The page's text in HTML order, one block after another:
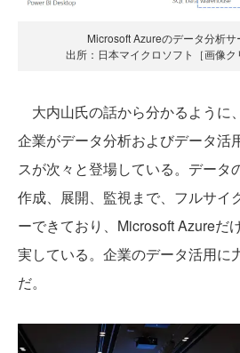
Microsoft Azureのデータ分析
出所：日本マイクロソフト［画像ク
大内山氏の話から分かるように
企業がデータ分析およびデータ活
スが次々と登場している。データ
作成、展開、監視まで、フルサイ
ーできており、Microsoft Azureだ
実している。企業のデータ活用に
だ。